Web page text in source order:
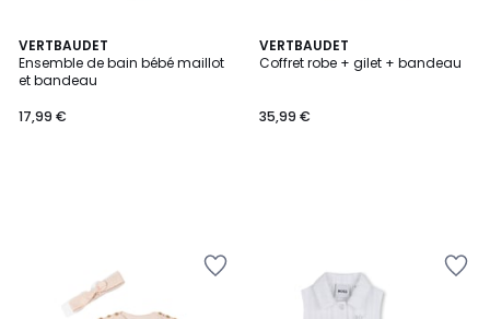
VERTBAUDET
Ensemble de bain bébé maillot
et bandeau
17,99 €
VERTBAUDET
Coffret robe + gilet + bandeau
35,99 €